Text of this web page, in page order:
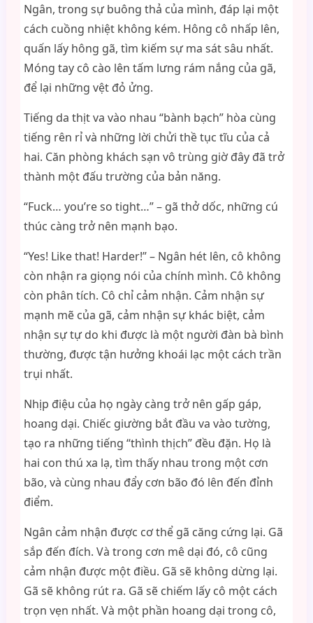
Ngân, trong sự buông thả của mình, đáp lại một
cách cuồng nhiệt không kém. Hông cô nhấp lên,
quấn lấy hông gã, tìm kiếm sự ma sát sâu nhất.
Móng tay cô cào lên tấm lưng rám nắng của gã,
để lại những vệt đỏ ửng.
Tiếng da thịt va vào nhau “bành bạch” hòa cùng
tiếng rên rỉ và những lời chửi thề tục tĩu của cả
hai. Căn phòng khách sạn vô trùng giờ đây đã trở
thành một đấu trường của bản năng.
“Fuck… you’re so tight…” – gã thở dốc, những cú
thúc càng trở nên mạnh bạo.
“Yes! Like that! Harder!” – Ngân hét lên, cô không
còn nhận ra giọng nói của chính mình. Cô không
còn phân tích. Cô chỉ cảm nhận. Cảm nhận sự
mạnh mẽ của gã, cảm nhận sự khác biệt, cảm
nhận sự tự do khi được là một người đàn bà bình
thường, được tận hưởng khoái lạc một cách trần
trụi nhất.
Nhịp điệu của họ ngày càng trở nên gấp gáp,
hoang dại. Chiếc giường bắt đầu va vào tường,
tạo ra những tiếng “thình thịch” đều đặn. Họ là
hai con thú xa lạ, tìm thấy nhau trong một cơn
bão, và cùng nhau đẩy cơn bão đó lên đến đỉnh
điểm.
Ngân cảm nhận được cơ thể gã căng cứng lại. Gã
sắp đến đích. Và trong cơn mê dại đó, cô cũng
cảm nhận được một điều. Gã sẽ không dừng lại.
Gã sẽ không rút ra. Gã sẽ chiếm lấy cô một cách
trọn vẹn nhất. Và một phần hoang dại trong cô,